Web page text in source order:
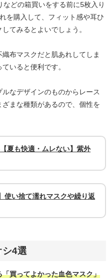
どの箱買いをする前に5枚入り
を購入して、フィット感や耳ひ
てみるとよいでしょう。
布マスクだと肌あれしてしま
いると便利です。
なデザインのものからレース
まな種類があるので、個性を
夏も快適・ムレない】紫外
使い捨て濡れマスクや繰り返
シ4選
買ってよかった血色マスク」